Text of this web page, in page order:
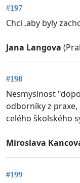
#197
Chci ,aby byly
Jana Langova
#198
Nesmyslnost
odborníky z
celého školského
Miroslava
#199